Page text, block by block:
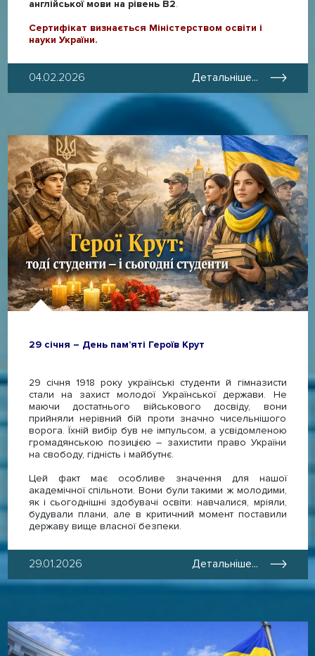
англійської мови на рівень В2.
Сертифікат визнається Міністерством освіти і
науки України.
04.02.2026 Детальніше...
29 січня – День пам’яті Героїв Крут
29 січня 1918 року українські студенти й гімназисти
стали на захист молодої Української держави. Не
маючи достатнього військового досвіду, вони
прийняли нерівний бій проти значно чисельнішого
ворога. Їхній вибір був не імпульсом, а усвідомленою
громадянською позицією – захистити право України
на свободу, гідність і майбутнє.
Цей факт має особливе значення для нашої
академічної спільноти. Вони були такими ж молодими,
як і сьогоднішні здобувачі освіти: навчалися, мріяли,
будували плани, але в критичний момент поставили
державу вище власної безпеки.
29.01.2026 Детальніше...